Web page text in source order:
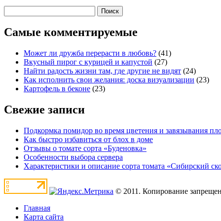
Самые комментируемые
Может ли дружба перерасти в любовь? (41)
Вкусный пирог с курицей и капустой (27)
Найти радость жизни там, где другие не видят (24)
Как исполнить свои желания: доска визуализации (23)
Картофель в беконе (23)
Свежие записи
Подкормка помидор во время цветения и завязывания
Как быстро избавиться от блох в доме
Отзывы о томате сорта «Буденовка»
Особенности выбора сервера
Характеристики и описание сорта томата «Сибирский
© 2011. Копирование
Главная
Карта сайта